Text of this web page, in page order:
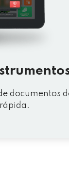
documentos